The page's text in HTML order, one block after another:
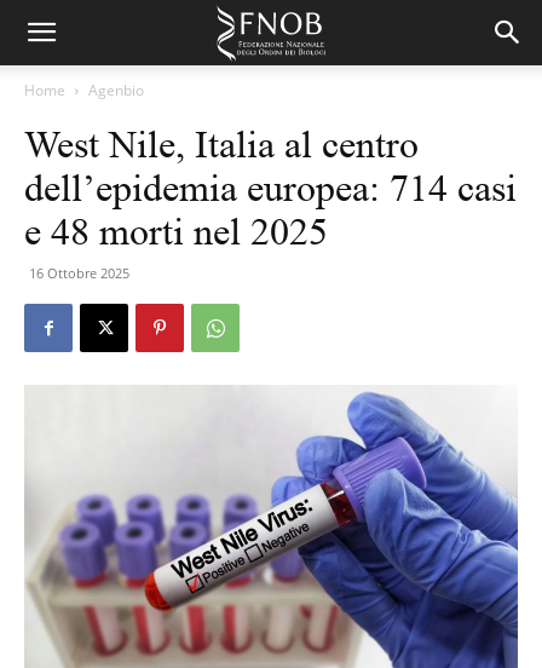
Home Agenbio
West Nile, Italia al centro
dell’epidemia europea: 714 casi
e 48 morti nel 2025
16 Ottobre 2025